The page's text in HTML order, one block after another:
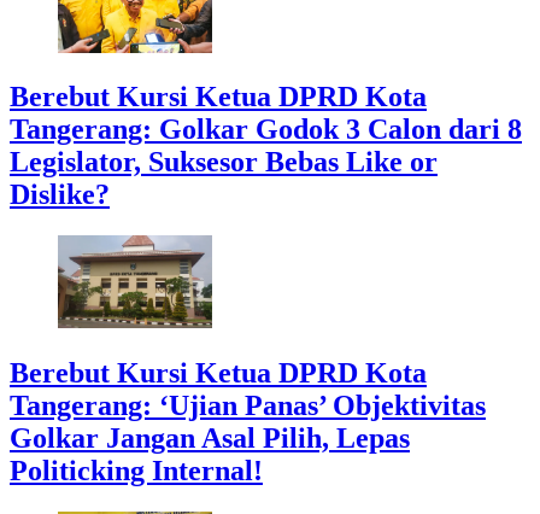
Berebut Kursi Ketua DPRD Kota
Tangerang: Golkar Godok 3 Calon dari 8
Legislator, Suksesor Bebas Like or
Dislike?
Berebut Kursi Ketua DPRD Kota
Tangerang: ‘Ujian Panas’ Objektivitas
Golkar Jangan Asal Pilih, Lepas
Politicking Internal!